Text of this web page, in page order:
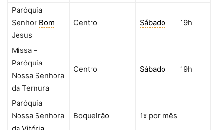
Paróquia
Senhor Bom
Jesus
Centro Sábado 19h
Missa –
Paróquia
Nossa Senhora
da Ternura
Centro Sábado 19h
Paróquia
Nossa Senhora
Boqueirão 1x por mês